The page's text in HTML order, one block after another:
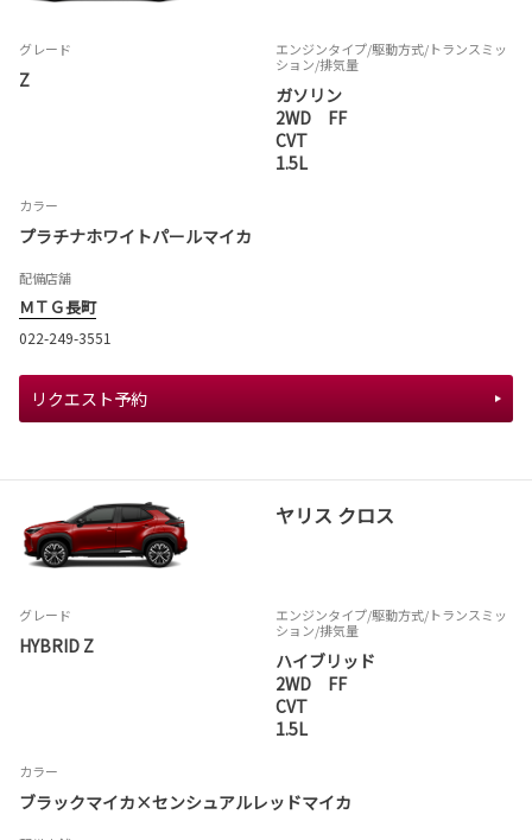
グレード
Z
エンジンタイプ/駆動方式/トランスミッ
ション/排気量
ガソリン
2WD FF
CVT
1.5L
カラー
プラチナホワイトパールマイカ
配備店舗
ＭＴＧ長町
022-249-3551
リクエスト予約
ヤリス クロス
グレード
HYBRID Z
エンジンタイプ/駆動方式/トランスミッ
ション/排気量
ハイブリッド
2WD FF
CVT
1.5L
カラー
ブラックマイカ×センシュアルレッドマイカ